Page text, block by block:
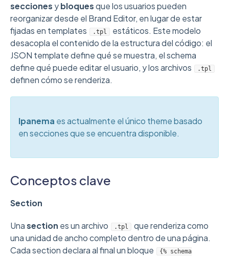
secciones ybloquesque los usuarios pueden
reorganizar desde el Brand Editor, en lugar de estar
fijadas en templates
.tpl
estáticos. Este modelo
desacopla el contenido de la estructura del código: el
JSON template define qué se muestra, el schema
define qué puede editar el usuario, y los archivos
.tpl
definen cómo se renderiza.
Ipanema es actualmente el único theme basado
en secciones que se encuentra disponible.
Conceptos clave
Section
Unasection es un archivo .tpl
que renderiza como
una unidad de ancho completo dentro de una página.
Cada section declara al final un bloque
{% schema